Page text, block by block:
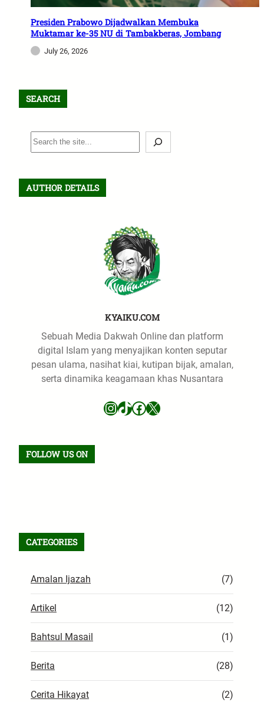
Presiden Prabowo Dijadwalkan Membuka
Muktamar ke-35 NU di Tambakberas, Jombang
July 26, 2026
SEARCH
S
e
r
c
AUTHOR DETAILS
KYAIKU.COM
Sebuah Media Dakwah Online dan platform
digital Islam yang menyajikan konten seputar
pesan ulama, nasihat kiai, kutipan bijak, amalan,
serta dinamika keagamaan khas Nusantara
InstagramTikTok Facebook X
FOLLOW US ON
CATEGORIES
Amalan Ijazah (7)
Artikel (12)
Bahtsul Masail (1)
Berita (28)
Cerita Hikayat (2)